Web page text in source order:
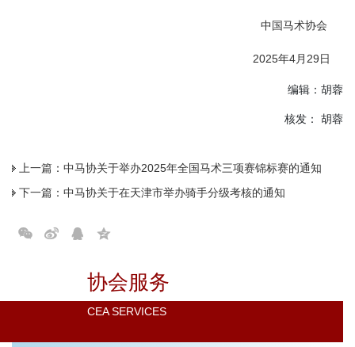
协会服务
CEA SERVICES
中国马术协会
2025年4月29日
编辑：胡蓉
核发： 胡蓉
上一篇： 中马协关于举办2025年全国马术三项赛锦标赛的通知
下一篇： 中马协关于在天津市举办骑手分级考核的通知